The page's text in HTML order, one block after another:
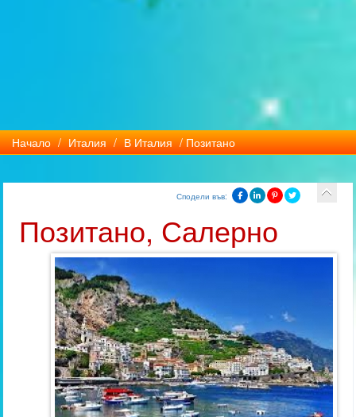
Начало / Италия / В Италия / Позитано
Сподели във:
Позитано, Салерно